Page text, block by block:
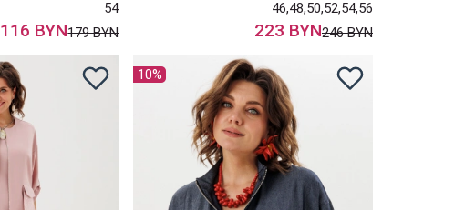
54
116 BYN179 BYN
46,48,50,52,54,56
223 BYN246 BYN
10%